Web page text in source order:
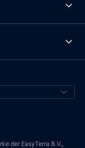
der EasyTerra B.V.,